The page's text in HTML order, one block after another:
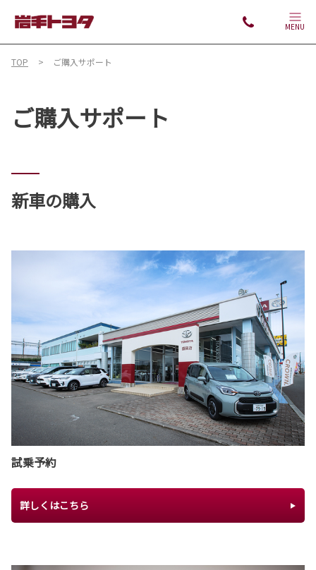
MENU
TOP ご購入サポート
ご購入サポート
新車の購入
試乗予約
詳しくはこちら